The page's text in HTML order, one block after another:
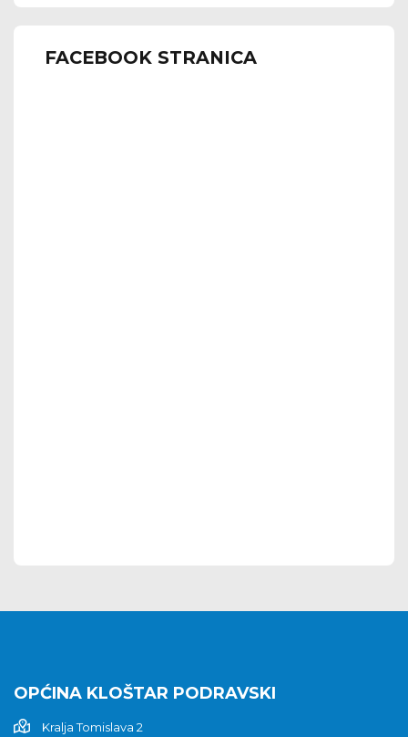
FACEBOOK STRANICA
OPĆINA KLOŠTAR PODRAVSKI
Kralja Tomislava 2